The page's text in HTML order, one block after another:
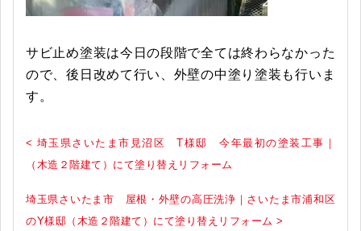
サビ止め塗装は今日の段階で全ては終わらなかった
ので、後日改めて行い、外壁の中塗り塗装も行いま
す。
< 埼玉県さいたま市見沼区 T様邸 今年最初の塗装工事｜
（木造２階建て）にて塗り替えリフォーム
埼玉県さいたま市 屋根・外壁の高圧洗浄｜さいたま市浦和区
のY様邸（木造２階建て）にて塗り替えリフォーム >